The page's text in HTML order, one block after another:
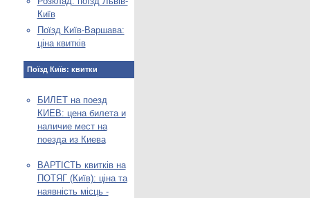
Київ
Поїзд Київ-Варшава:
ціна квитків
Поїзд Київ: квитки
БИЛЕТ на поезд
КИЕВ: цена билета и
наличие мест на
поезда из Киева
ВАРТІСТЬ квитків на
ПОТЯГ (Київ): ціна та
наявність місць -